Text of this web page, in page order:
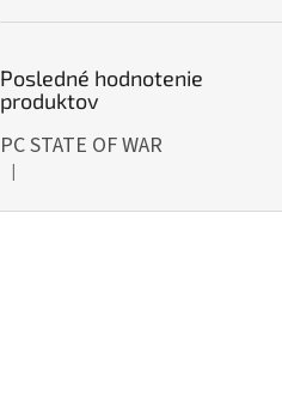
Posledné hodnotenie
produktov
PC STATE OF WAR
Hodnotenie produktu je 5 z 5 hviezdičiek.
|